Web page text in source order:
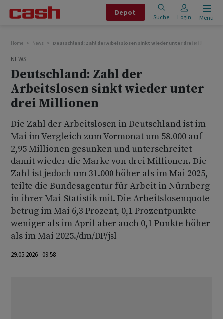
Depot
Suche Login Menu
Home News Deutschland: Zahl der Arbeitslosen sinkt wieder unter drei Millionen
NEWS
Deutschland: Zahl der
Arbeitslosen sinkt wieder unter
drei Millionen
Die Zahl der Arbeitslosen in Deutschland ist im
Mai im Vergleich zum Vormonat um 58.000 auf
2,95 Millionen gesunken und unterschreitet
damit wieder die Marke von drei Millionen. Die
Zahl ist jedoch um 31.000 höher als im Mai 2025,
teilte die Bundesagentur für Arbeit in Nürnberg
in ihrer Mai-Statistik mit. Die Arbeitslosenquote
betrug im Mai 6,3 Prozent, 0,1 Prozentpunkte
weniger als im April aber auch 0,1 Punkte höher
als im Mai 2025./dm/DP/jsl
29.05.2026 09:58